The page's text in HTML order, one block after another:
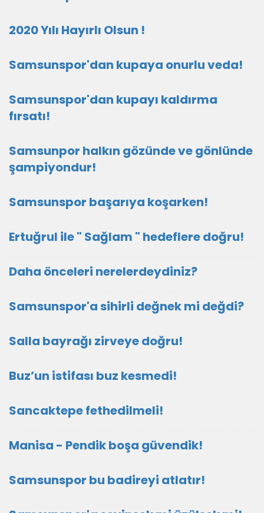
2020 Yılı Hayırlı Olsun !
Samsunspor'dan kupaya onurlu veda!
Samsunspor'dan kupayı kaldırma
fırsatı!
Samsunpor halkın gözünde ve gönlünde
şampiyondur!
Samsunspor başarıya koşarken!
Ertuğrul ile " Sağlam " hedeflere doğru!
Daha önceleri nerelerdeydiniz?
Samsunspor'a sihirli değnek mi değdi?
Salla bayrağı zirveye doğru!
Buz’un istifası buz kesmedi!
Sancaktepe fethedilmeli!
Manisa - Pendik boşa güvendik!
Samsunspor bu badireyi atlatır!